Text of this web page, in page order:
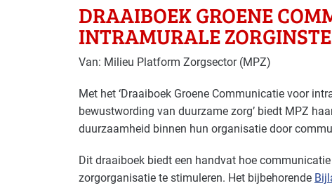
DRAAIBOEK GROENE
INTRAMURALE
Van: Milieu Platform Zorgsector (MPZ)
Met het ‘Draaiboek Groene Communicatie voor
bewustwording van duurzame zorg’ biedt MPZ
duurzaamheid binnen hun organisatie door
Dit draaiboek biedt een handvat hoe
zorgorganisatie te stimuleren. Het bijbehorende